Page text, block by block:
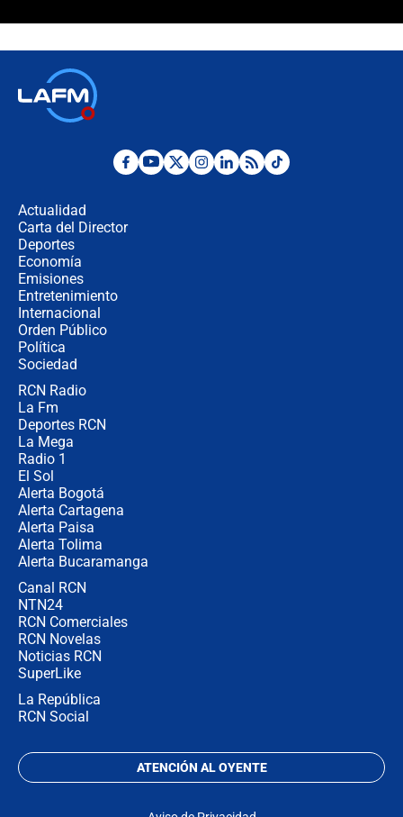
Desde dermatitis hasta infecciones:
Actualidad
Carta del Director
Deportes
Economía
Emisiones
Entretenimiento
Internacional
Orden Público
Política
Sociedad
RCN Radio
La Fm
Deportes RCN
La Mega
Radio 1
El Sol
Alerta Bogotá
Alerta Cartagena
Alerta Paisa
Alerta Tolima
Alerta Bucaramanga
Canal RCN
NTN24
RCN Comerciales
RCN Novelas
Noticias RCN
SuperLike
La República
RCN Social
ATENCIÓN AL OYENTE